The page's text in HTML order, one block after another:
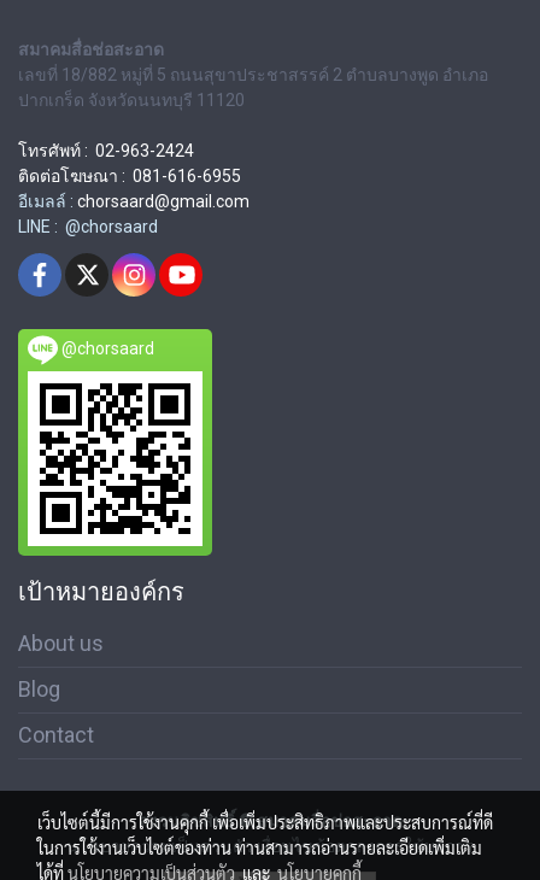
สมาคมสื่อช่อสะอาด
เลขที่ 18/882 หมู่ที่ 5 ถนนสุขาประชาสรรค์ 2 ตำบลบางพูด อำเภอ
ปากเกร็ด จังหวัดนนทบุรี 11120
โทรศัพท์ : 02-963-2424
ติดต่อโฆษณา : 081-616-6955
อีเมลล์ : chorsaard@gmail.com
LINE : @chorsaard
@chorsaard
เป้าหมายองค์กร
About us
Blog
Contact
สงวนลิขสิทธิ์ © สมาคมสื่อช่อสะอาด
นโนบายความเป็นส่วนตัว เงื่อนไขข้อตกลงการใช้บริการ
เว็บไซต์นี้มีการใช้งานคุกกี้ เพื่อเพิ่มประสิทธิภาพและประสบการณ์ที่ดี
ในการใช้งานเว็บไซต์ของท่าน ท่านสามารถอ่านรายละเอียดเพิ่มเติม
ได้ที่นโยบายความเป็นส่วนตัวและนโยบายคุกกี้